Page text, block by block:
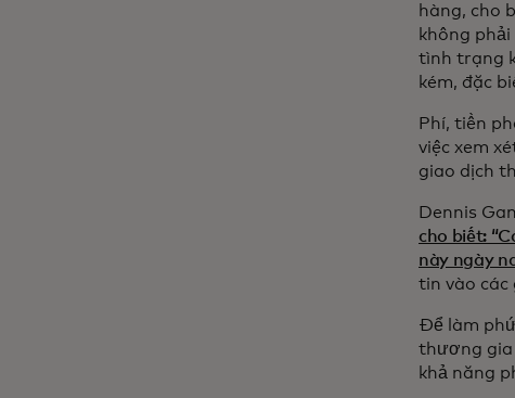
hàng, cho
không
tình trạng
kém, đặc
Phí, tiền
việc xem
giao dịch
Dennis
cho biết:
này ngày
tin vào các
Để làm
thương gia
khả năng